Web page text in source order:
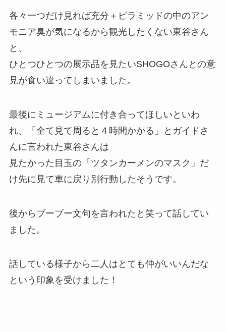
各々一つだけ見れば充分＋ピラミッドの中のアン
モニア臭が気になるから観光したくない東谷さん
と、
ひとつひとつの展示品を見たいSHOGOさんとの意
見が食い違ってしまいました。
最後にミュージアムに付き合ってほしいといわ
れ、「全て見て周ると４時間かかる」とガイドさ
んに言われた東谷さんは
見たかった目玉の「ツタンカーメンのマスク」だ
け先に見て車に戻り別行動したそうです。
後からブーブー文句を言われたと笑って話してい
ました。
話している様子から二人はとても仲がいいんだな
という印象を受けました！